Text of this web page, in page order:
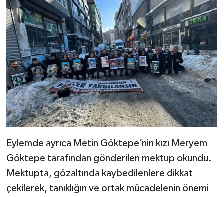
Eylemde ayrıca Metin Göktepe’nin kızı Meryem
Göktepe tarafından gönderilen mektup okundu.
Mektupta, gözaltında kaybedilenlere dikkat
çekilerek, tanıklığın ve ortak mücadelenin önemi